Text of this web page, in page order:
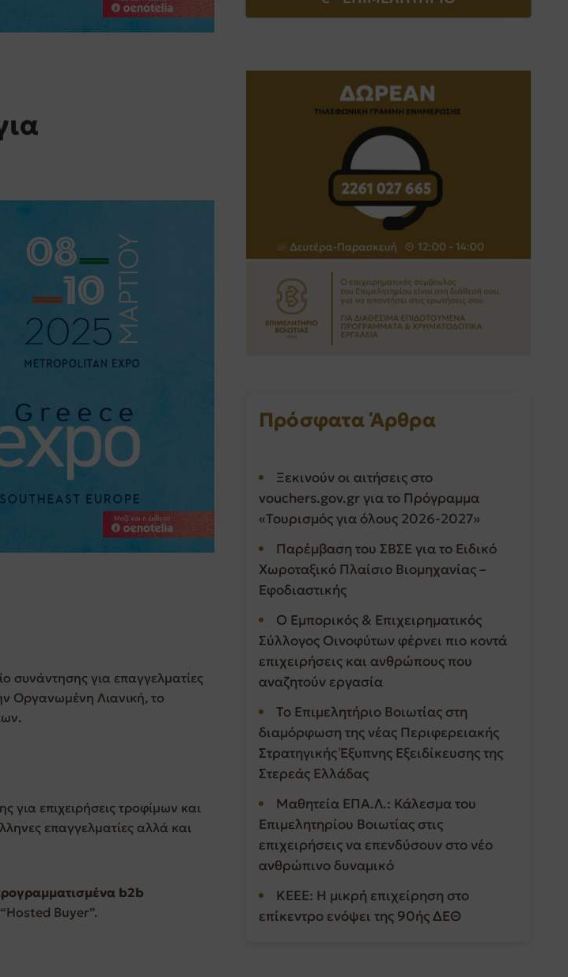
συνάντησης για επαγγελματίες
Οργανωμένη Λιανική, το
για επιχειρήσεις τροφίμων και
επαγγελματίες αλλά και
b2b
Buyer”.
Πρόσφατα Άρθρα
Ξεκινούν οι αιτήσεις στο
vouchers.gov.gr για το Πρόγραμμα
«Τουρισμός για όλους 2026-2027»
Παρέμβαση του ΣΒΣΕ για το Ειδικό
Χωροταξικό Πλαίσιο Βιομηχανίας –
Εφοδιαστικής
Ο Εμπορικός & Επιχειρηματικός
Σύλλογος Οινοφύτων φέρνει πιο κοντά
επιχειρήσεις και ανθρώπους που
αναζητούν εργασία
Το Επιμελητήριο Βοιωτίας στη
διαμόρφωση της νέας Περιφερειακής
Στρατηγικής Έξυπνης Εξειδίκευσης της
Στερεάς Ελλάδας
Μαθητεία ΕΠΑ.Λ.: Κάλεσμα του
Επιμελητηρίου Βοιωτίας στις
επιχειρήσεις να επενδύσουν στο νέο
ανθρώπινο δυναμικό
ΚΕΕΕ: Η μικρή επιχείρηση στο
επίκεντρο ενόψει της 90ής ΔΕΘ